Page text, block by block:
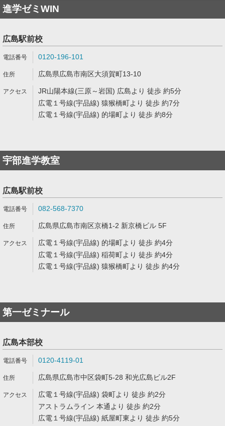
進学ゼミWIN
広島駅前校
0120-196-101
広島県広島市南区大須賀町13-10
JR山陽本線(三原～岩国) 広島より 徒歩 約5分
広電１号線(宇品線) 猿猴橋町より 徒歩 約7分
広電１号線(宇品線) 的場町より 徒歩 約8分
宇部進学教室
広島駅前校
082-568-7370
広島県広島市南区京橋1-2 新京橋ビル 5F
広電１号線(宇品線) 的場町より 徒歩 約4分
広電１号線(宇品線) 稲荷町より 徒歩 約4分
広電１号線(宇品線) 猿猴橋町より 徒歩 約4分
第一ゼミナール
広島本部校
0120-4119-01
広島県広島市中区袋町5-28 和光広島ビル2F
広電１号線(宇品線) 袋町より 徒歩 約2分
アストラムライン 本通より 徒歩 約2分
広電１号線(宇品線) 紙屋町東より 徒歩 約5分